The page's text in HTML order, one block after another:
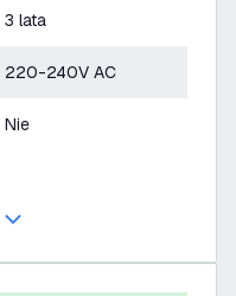
3 lata
220-240V AC
Nie